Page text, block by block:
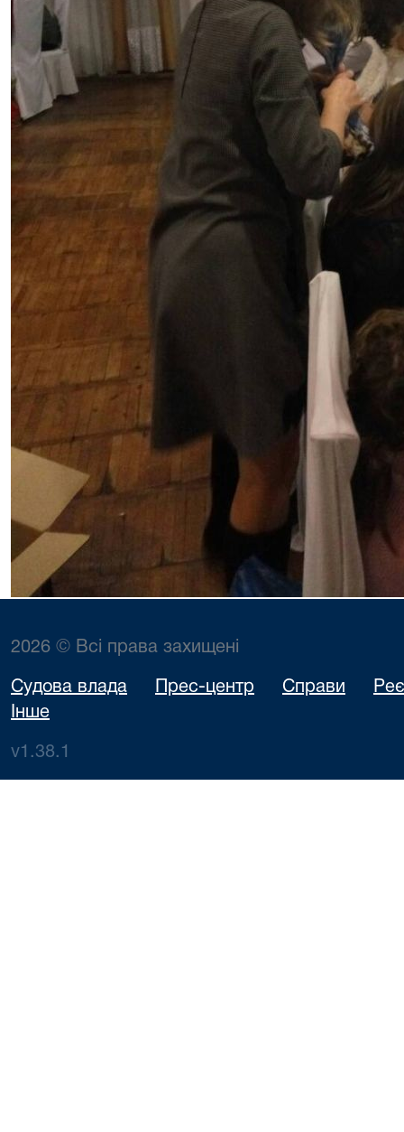
2026 © Всі права захищені
Судова влада Прес-центр Справи
Інше
v1.38.1